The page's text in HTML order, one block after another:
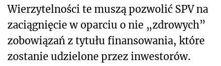
Wierzytelności te muszą pozwolić SPV na
zaciągnięcie w oparciu o nie „zdrowych”
zobowiązań z tytułu finansowania, które
zostanie udzielone przez inwestorów.